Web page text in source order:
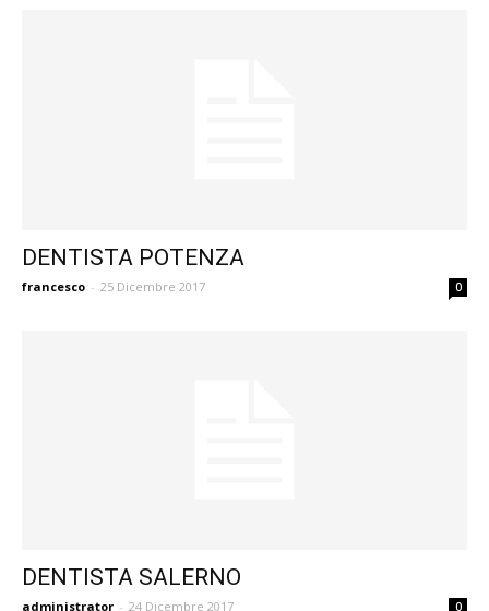
DENTISTA POTENZA
francesco - 25 Dicembre 2017 0
DENTISTA SALERNO
administrator - 24 Dicembre 2017 0